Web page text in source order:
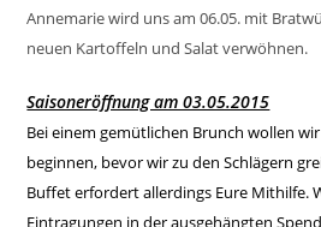
Annemarie wird uns am 06.05. mit
neuen Kartoffeln und Salat verwöhnen.
Saisoneröffnung am 03.05.2015
Bei einem gemütlichen Brunch wollen
beginnen, bevor wir zu den Schlägern
Buffet erfordert allerdings Eure Mithilfe.
Eintragungen in der ausgehängten